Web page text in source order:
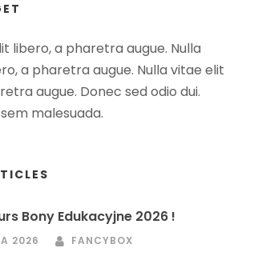
libero, a pharetra augue. Nulla
a pharetra augue. Nulla vitae elit
augue. Donec sed odio dui.
malesuada.
Bony Edukacyjne 2026 !
2026 FANCYBOX